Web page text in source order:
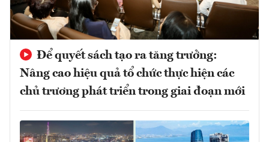
Để quyết sách tạo ra tăng trưởng:
Nâng cao hiệu quả tổ chức thực hiện các
chủ trương phát triển trong giai đoạn mới